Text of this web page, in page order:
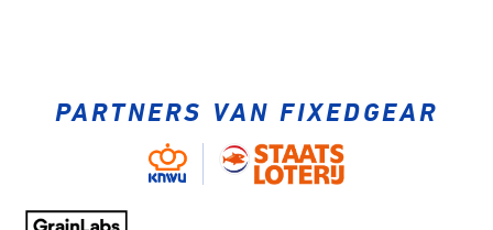
PARTNERS VAN FIXEDGEAR